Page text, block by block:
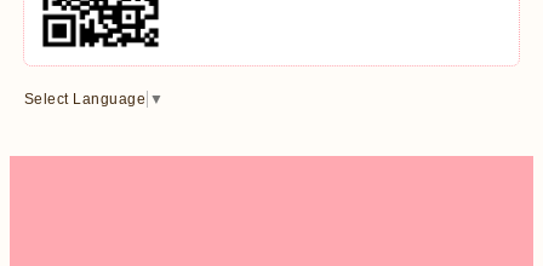
Select Language ▼